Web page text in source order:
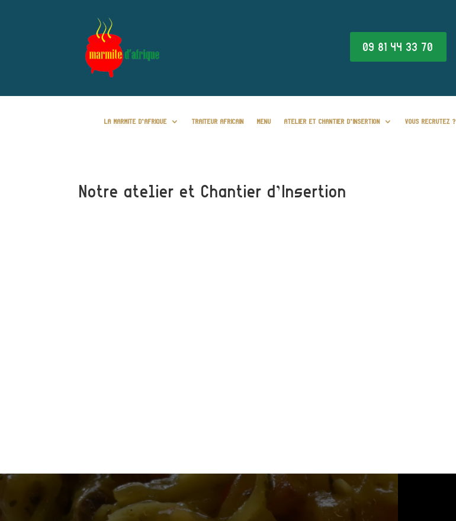
09 81 44 33 70
LA MARMITE D’AFRIQUE TRAITEUR AFRICAIN MENU ATELIER ET CHANTIER D’INSERTION VOUS RECRUTEZ ?
Notre atelier et Chantier d’Insertion